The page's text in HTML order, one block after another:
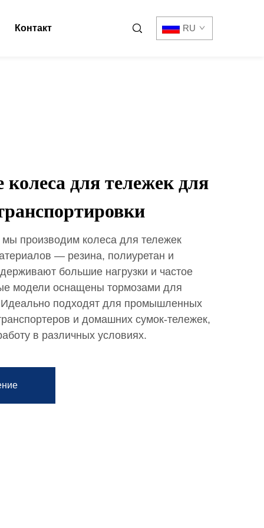
Контакт RU
колеса для тележек для
производим колеса для тележек
— резина, полиуретан и
большие нагрузки и частое
модели оснащены тормозами для
Идеально подходят для промышленных
и домашних сумок-тележек,
в различных условиях.